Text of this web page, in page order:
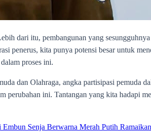
dari itu, pembangunan yang
penerus, kita punya potensi besar untuk
proses ini.
dan Olahraga, angka partisipasi pemuda
ini. Tantangan yang kita hadapi
Embun Senja Berwarna Merah Putih Ramaikan